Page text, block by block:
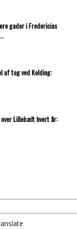
gader i Fredericias
af tog ved Kolding:
Lillebælt hvert år: